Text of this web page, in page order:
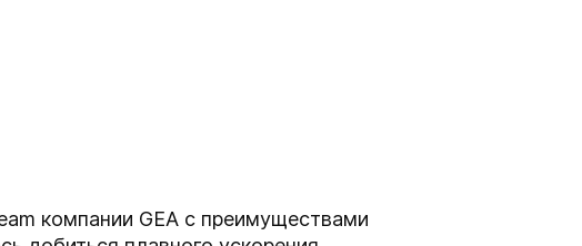
компании GEA с преимуществами